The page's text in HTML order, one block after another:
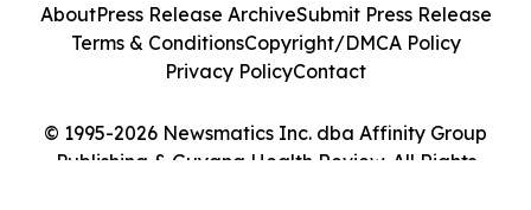
© 1995-2026 Newsmatics Inc. dba Affinity Group
Publishing & Guyana Health Review. All Rights
AboutPress Release ArchiveSubmit Press Release
Terms & ConditionsCopyright/DMCA Policy
Privacy PolicyContact